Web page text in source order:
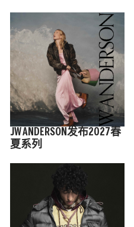
JW ANDERSON发布2027春
夏系列